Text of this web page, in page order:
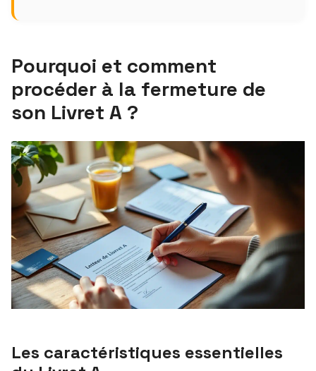
Pourquoi et comment
procéder à la fermeture de
son Livret A ?
Les caractéristiques essentielles